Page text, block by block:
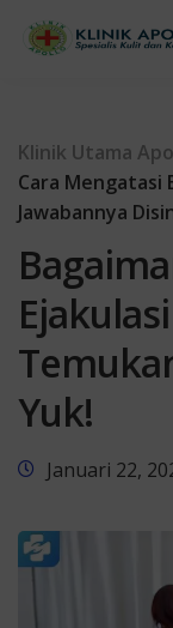
Klinik Utama
Cara Mengatasi
Jawabannya
Yuk!
Januari 22,